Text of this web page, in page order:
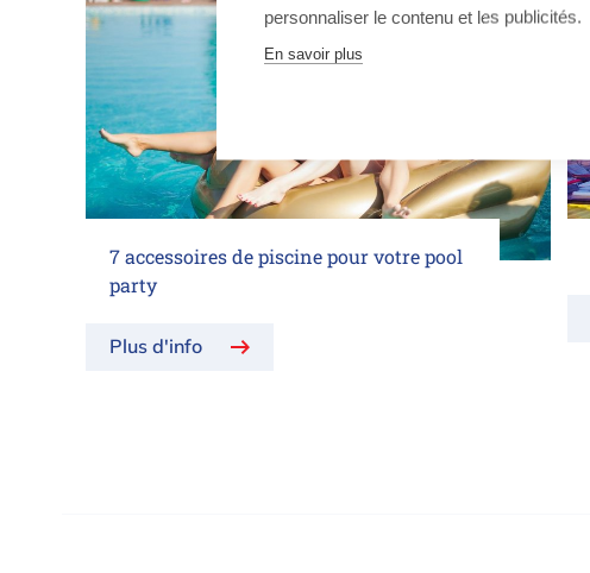
7 accessoires de piscine pour votre pool
party
Plus d'info
personnaliser le contenu et les publicités.
En savoir plus